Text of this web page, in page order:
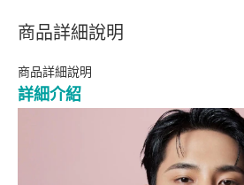
商品詳細說明
商品詳細說明
詳細介紹